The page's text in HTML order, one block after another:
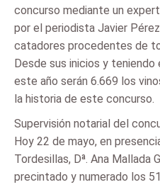
concurso mediante un
por el periodista Javier
catadores procedentes de
Desde sus inicios y
este año serán 6.669 los
la historia de este concurso.
Supervisión notarial del
Hoy 22 de mayo, en
Tordesillas, Dª. Ana Mallada
precintado y numerado los